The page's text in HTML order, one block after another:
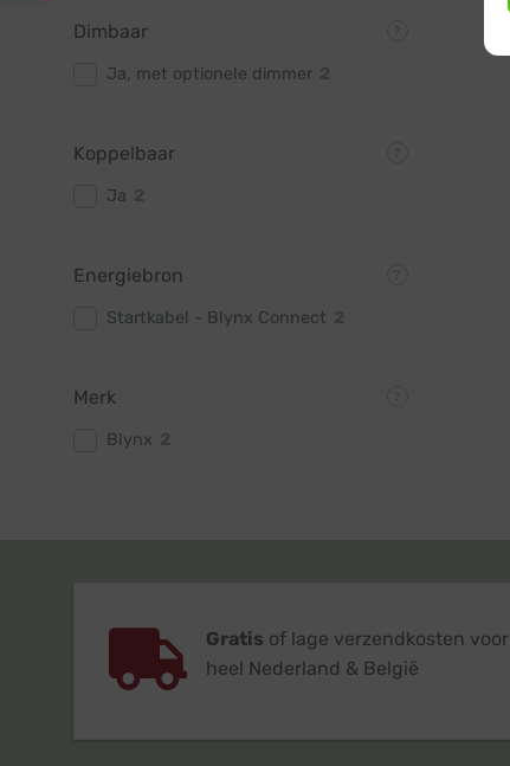
Dimbaar
Ja, met optionele dimmer
Koppelbaar
Ja
Energiebron
Startkabel - Blynx Connect
Merk
Blynx
Gratis of lage verzendkosten voor
heel Nederland & België